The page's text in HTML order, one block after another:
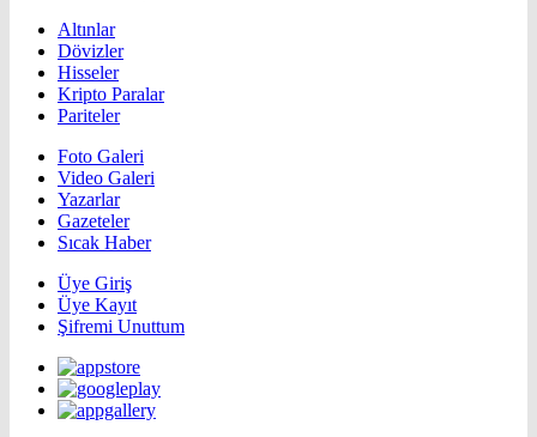
Altınlar
Dövizler
Hisseler
Kripto Paralar
Pariteler
Foto Galeri
Video Galeri
Yazarlar
Gazeteler
Sıcak Haber
Üye Giriş
Üye Kayıt
Şifremi Unuttum